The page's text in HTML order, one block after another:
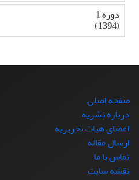
دوره 1
(1394)
صفحه اصلی
درباره نشریه
اعضای هیات تحریریه
ارسال مقاله
تماس با ما
نقشه سایت